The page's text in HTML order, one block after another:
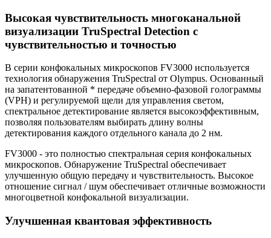
Высокая чувствительность многоканальной
визуализации TruSpectral Detection с
чувствительностью и точностью
В серии конфокальных микроскопов FV3000 используется
технология обнаружения TruSpectral от Olympus. Основанный
на запатентованной * передаче объемно-фазовой голограммы
(VPH) и регулируемой щели для управления светом,
спектральное детектирование является высокоэффективным,
позволяя пользователям выбирать длину волны
детектирования каждого отдельного канала до 2 нм.
FV3000 - это полностью спектральная серия конфокальных
микроскопов. Обнаружение TruSpectral обеспечивает
улучшенную общую передачу и чувствительность. Высокое
отношение сигнал / шум обеспечивает отличные возможности
многоцветной конфокальной визуализации.
Улучшенная квантовая эффективность